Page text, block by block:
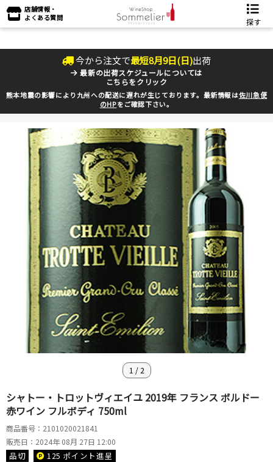
店舗情報・
よくある質問
探す
今から注文で最短8月9日(日)出荷
最新の出荷スケジュールについては
こちらをクリック
熊本地震の影響により九州への配送に遅れが生じております。最新情報は佐川急便
のHPをご確認下さい。
1 / 2
シャトー・トロットヴィエイユ 2019年 フランス ボルドー
赤ワイン フルボディ 750ml
商品番号：2101020021841
販売日：2024年 08月 27日 12:00
品切 125 ポイント進呈